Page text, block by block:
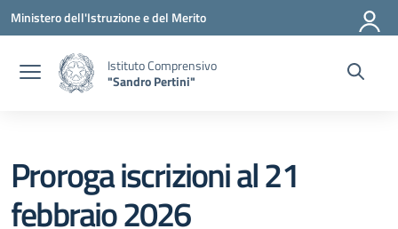
Vai ai contenuti
Vai al menu di navigazione
Vai al footer
Ministero dell'Istruzione e del Merito
Istituto Comprensivo
"Sandro Pertini"
Proroga iscrizioni al 21
febbraio 2026